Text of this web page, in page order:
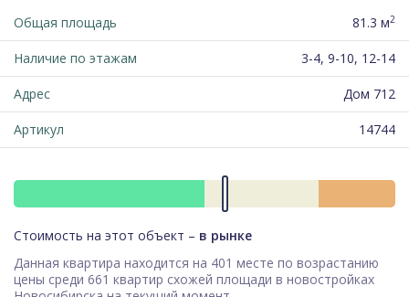
Общая площадь 81.3 м2
Наличие по этажам 3-4, 9-10, 12-14
Адрес Дом 712
Артикул 14744
Стоимость на этот объект – в рынке
Данная квартира находится на 401 месте по возрастанию
цены среди 661 квартир схожей площади в новостройках